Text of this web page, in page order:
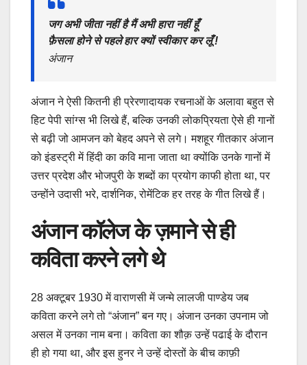
जग अभी जीता नहीं है मैं अभी हारा नहीं हूँ
फ़ैसला होने से पहले हार क्यों स्वीकार कर लूँ !
अंजान
अंजान ने ऐसी कितनी ही प्रेरणादायक रचनाओं के अलावा बहुत से
हिट पेपी सांग्स भी लिखे हैं, बल्कि उनकी लोकप्रियता ऐसे ही गानों
से बढ़ी जो आमजन को बेहद अपने से लगे। मशहूर गीतकार अंजान
को इंडस्ट्री में हिंदी का कवि माना जाता था क्योंकि उनके गानों में
उत्तर प्रदेश और भोजपुरी के शब्दों का प्रयोग काफी होता था, पर
उन्होंने उदासी भरे, दार्शनिक, रोमेंटिक हर तरह के गीत लिखे हैं।
अंजान कॉलेज के ज़माने से ही
कविता करने लगे थे
28 अक्टूबर 1930 में वाराणसी में जन्मे लालजी पाण्डेय जब
कविता करने लगे तो “अंजान” बन गए। अंजान उनका उपनाम जो
असल में उनका नाम बना। कविता का शौक़ उन्हें पढाई के दौरान
ही हो गया था, और इस हुनर ने उन्हें दोस्तों के बीच काफ़ी